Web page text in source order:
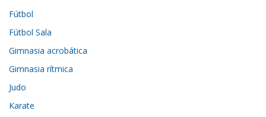
Fútbol
Fútbol Sala
Gimnasia acrobática
Gimnasia rítmica
Judo
Karate